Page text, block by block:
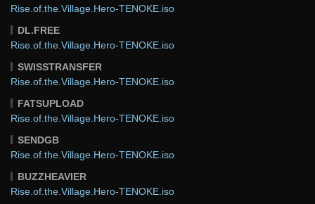
Rise.of.the.Village.Hero-TENOKE.iso
DL.FREE
Rise.of.the.Village.Hero-TENOKE.iso
SWISSTRANSFER
Rise.of.the.Village.Hero-TENOKE.iso
FATSUPLOAD
Rise.of.the.Village.Hero-TENOKE.iso
SENDGB
Rise.of.the.Village.Hero-TENOKE.iso
BUZZHEAVIER
Rise.of.the.Village.Hero-TENOKE.iso